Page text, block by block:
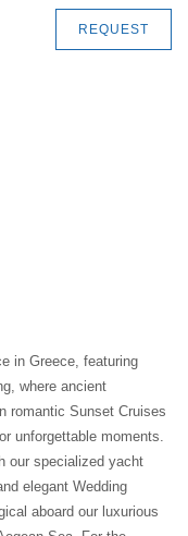
REQUEST
in Greece, featuring
where ancient
romantic Sunset Cruises
unforgettable moments.
our specialized yacht
elegant Wedding
aboard our luxurious